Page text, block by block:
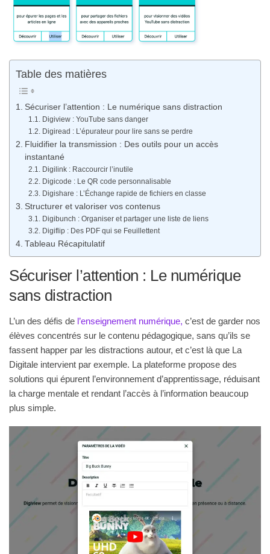
Table des matières
Sécuriser l’attention : Le numérique sans distraction
Digiview : YouTube sans danger
Digiread : L’épurateur pour lire sans se perdre
Fluidifier la transmission : Des outils pour un accès
instantané
Digilink : Raccourcir l’inutile
Digicode : Le QR code personnalisable
Digishare : L’Échange rapide de fichiers en classe
Structurer et valoriser vos contenus
Digibunch : Organiser et partager une liste de liens
Digiflip : Des PDF qui se Feuillettent
Tableau Récapitulatif
Sécuriser l’attention : Le numérique
sans distraction
L’un des défis de l’enseignement numérique, c’est de garder nos
élèves concentrés sur le contenu pédagogique, sans qu’ils se
fassent happer par les distractions autour, et c’est là que La
Digitale intervient par exemple. La plateforme propose des
solutions qui épurent l’environnement d’apprentissage, réduisant
la charge mentale et rendant l’accès à l’information beaucoup
plus simple.